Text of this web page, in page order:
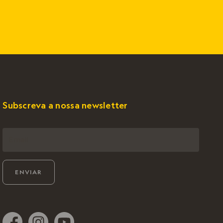
Subscreva a nossa newsletter